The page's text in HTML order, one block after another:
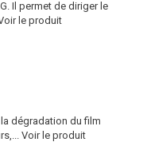
Il permet de diriger le
le produit
dégradation du film
Voir le produit